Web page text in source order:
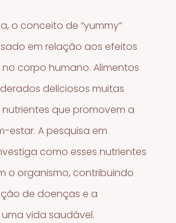
o conceito de “yummy”
em relação aos efeitos
corpo humano. Alimentos
deliciosos muitas
que promovem a
estar. A pesquisa em
como esses nutrientes
o organismo, contribuindo
de doenças e a
vida saudável.